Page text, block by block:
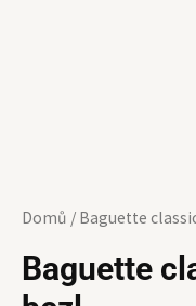
Domů / Baguette
Baguette